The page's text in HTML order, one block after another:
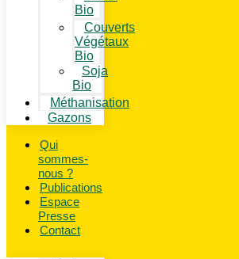
Bio
Couverts
Végétaux
Bio
Soja
Bio
Méthanisation
Gazons
Qui
sommes-
nous ?
Publications
Espace
Presse
Contact